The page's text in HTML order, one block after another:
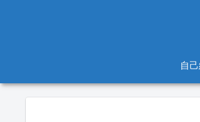
自